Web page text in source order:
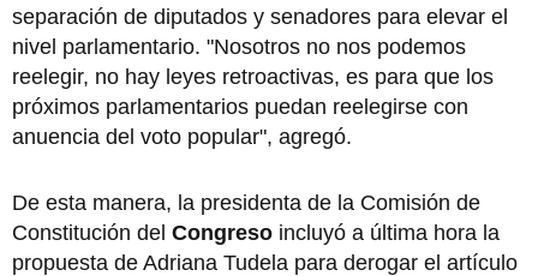
separación de diputados y senadores para elevar el
nivel parlamentario. "Nosotros no nos podemos
reelegir, no hay leyes retroactivas, es para que los
próximos parlamentarios puedan reelegirse con
anuencia del voto popular", agregó.
De esta manera, la presidenta de la Comisión de
Constitución del Congreso incluyó a última hora la
propuesta de Adriana Tudela para derogar el artículo